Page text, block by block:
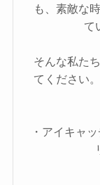
も、素敵な
て
そんな私た
てください
・アイキャ